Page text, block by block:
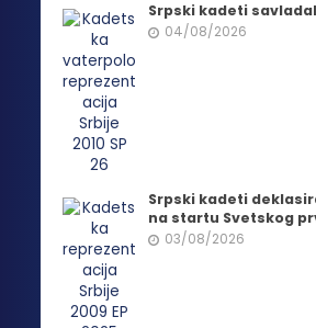
Srpski kadeti
04/08/2026
Srpski kadeti
na startu Svetskog
03/08/2026